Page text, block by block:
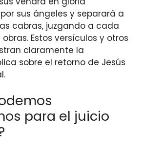
sus ángeles y separará a
cabras, juzgando a cada
Estos versículos y otros
claramente la
sobre el retorno de Jesús
para el juicio